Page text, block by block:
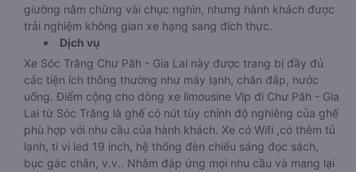
giường nằm chừng vài chục nghìn, nhưng hành khách được
trải nghiệm không gian xe hạng sang đích thực.
Dịch vụ
Xe Sóc Trăng Chư Păh - Gia Lai này được trang bị đầy đủ
các tiện ích thông thường như máy lạnh, chăn đắp, nước
uống. Điểm cộng cho dòng xe limousine Vip đi Chư Păh - Gia
Lai từ Sóc Trăng là ghế có nút tùy chỉnh độ nghiêng của ghế
phù hợp với nhu cầu của hành khách. Xe có Wifi ,có thêm tủ
lạnh, ti vi led 19 inch, hệ thống đèn chiếu sáng đọc sách,
bục gác chân, v.v.. Nhằm đáp ứng mọi nhu cầu và mang lại